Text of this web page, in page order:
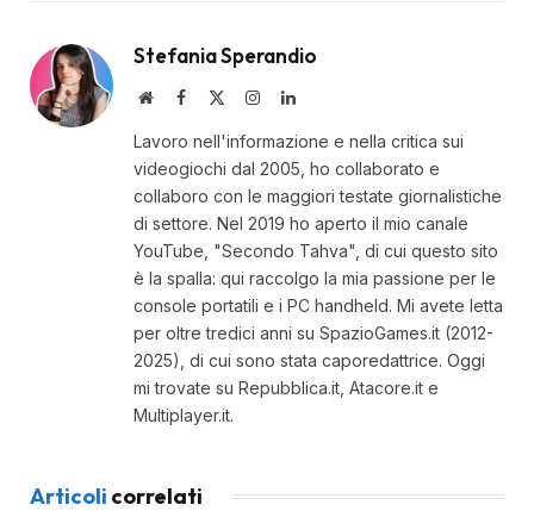
Stefania Sperandio
WebsiteFacebook InstagramLinkedIn
Lavoro nell'informazione e nella critica sui
videogiochi dal 2005, ho collaborato e
collaboro con le maggiori testate giornalistiche
di settore. Nel 2019 ho aperto il mio canale
YouTube, "Secondo Tahva", di cui questo sito
è la spalla: qui raccolgo la mia passione per le
console portatili e i PC handheld. Mi avete letta
per oltre tredici anni su SpazioGames.it (2012-
2025), di cui sono stata caporedattrice. Oggi
mi trovate su Repubblica.it, Atacore.it e
Multiplayer.it.
Articoli correlati